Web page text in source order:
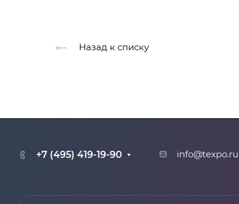
Назад к списку
+7 (495) 419-19-90 info@texpo.ru